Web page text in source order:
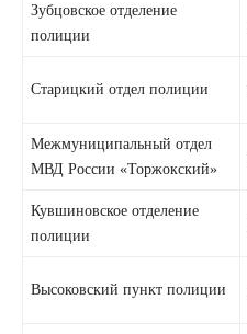
Зубцовское отделение
полиции
Старицкий отдел полиции
Meжмуниципальный отдел
МВД России «Торжокский»
Кувшиновское отделение
полиции
Высоковский пункт полиции